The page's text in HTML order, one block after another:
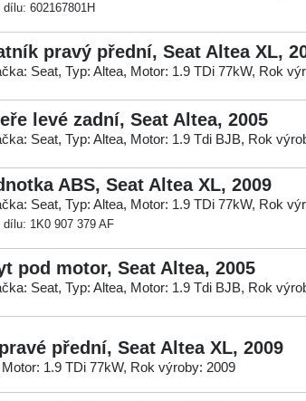
dílu: 602167801H
pravý přední, Seat Altea XL,
Seat, Typ: Altea, Motor: 1.9 TDi 77kW, Rok
levé zadní, Seat Altea, 2005
Seat, Typ: Altea, Motor: 1.9 Tdi BJB, Rok
ABS, Seat Altea XL, 2009
Seat, Typ: Altea, Motor: 1.9 TDi 77kW, Rok
dílu: 1K0 907 379 AF
pod motor, Seat Altea, 2005
Seat, Typ: Altea, Motor: 1.9 Tdi BJB, Rok
přední, Seat Altea XL, 2009
1.9 TDi 77kW, Rok výroby: 2009